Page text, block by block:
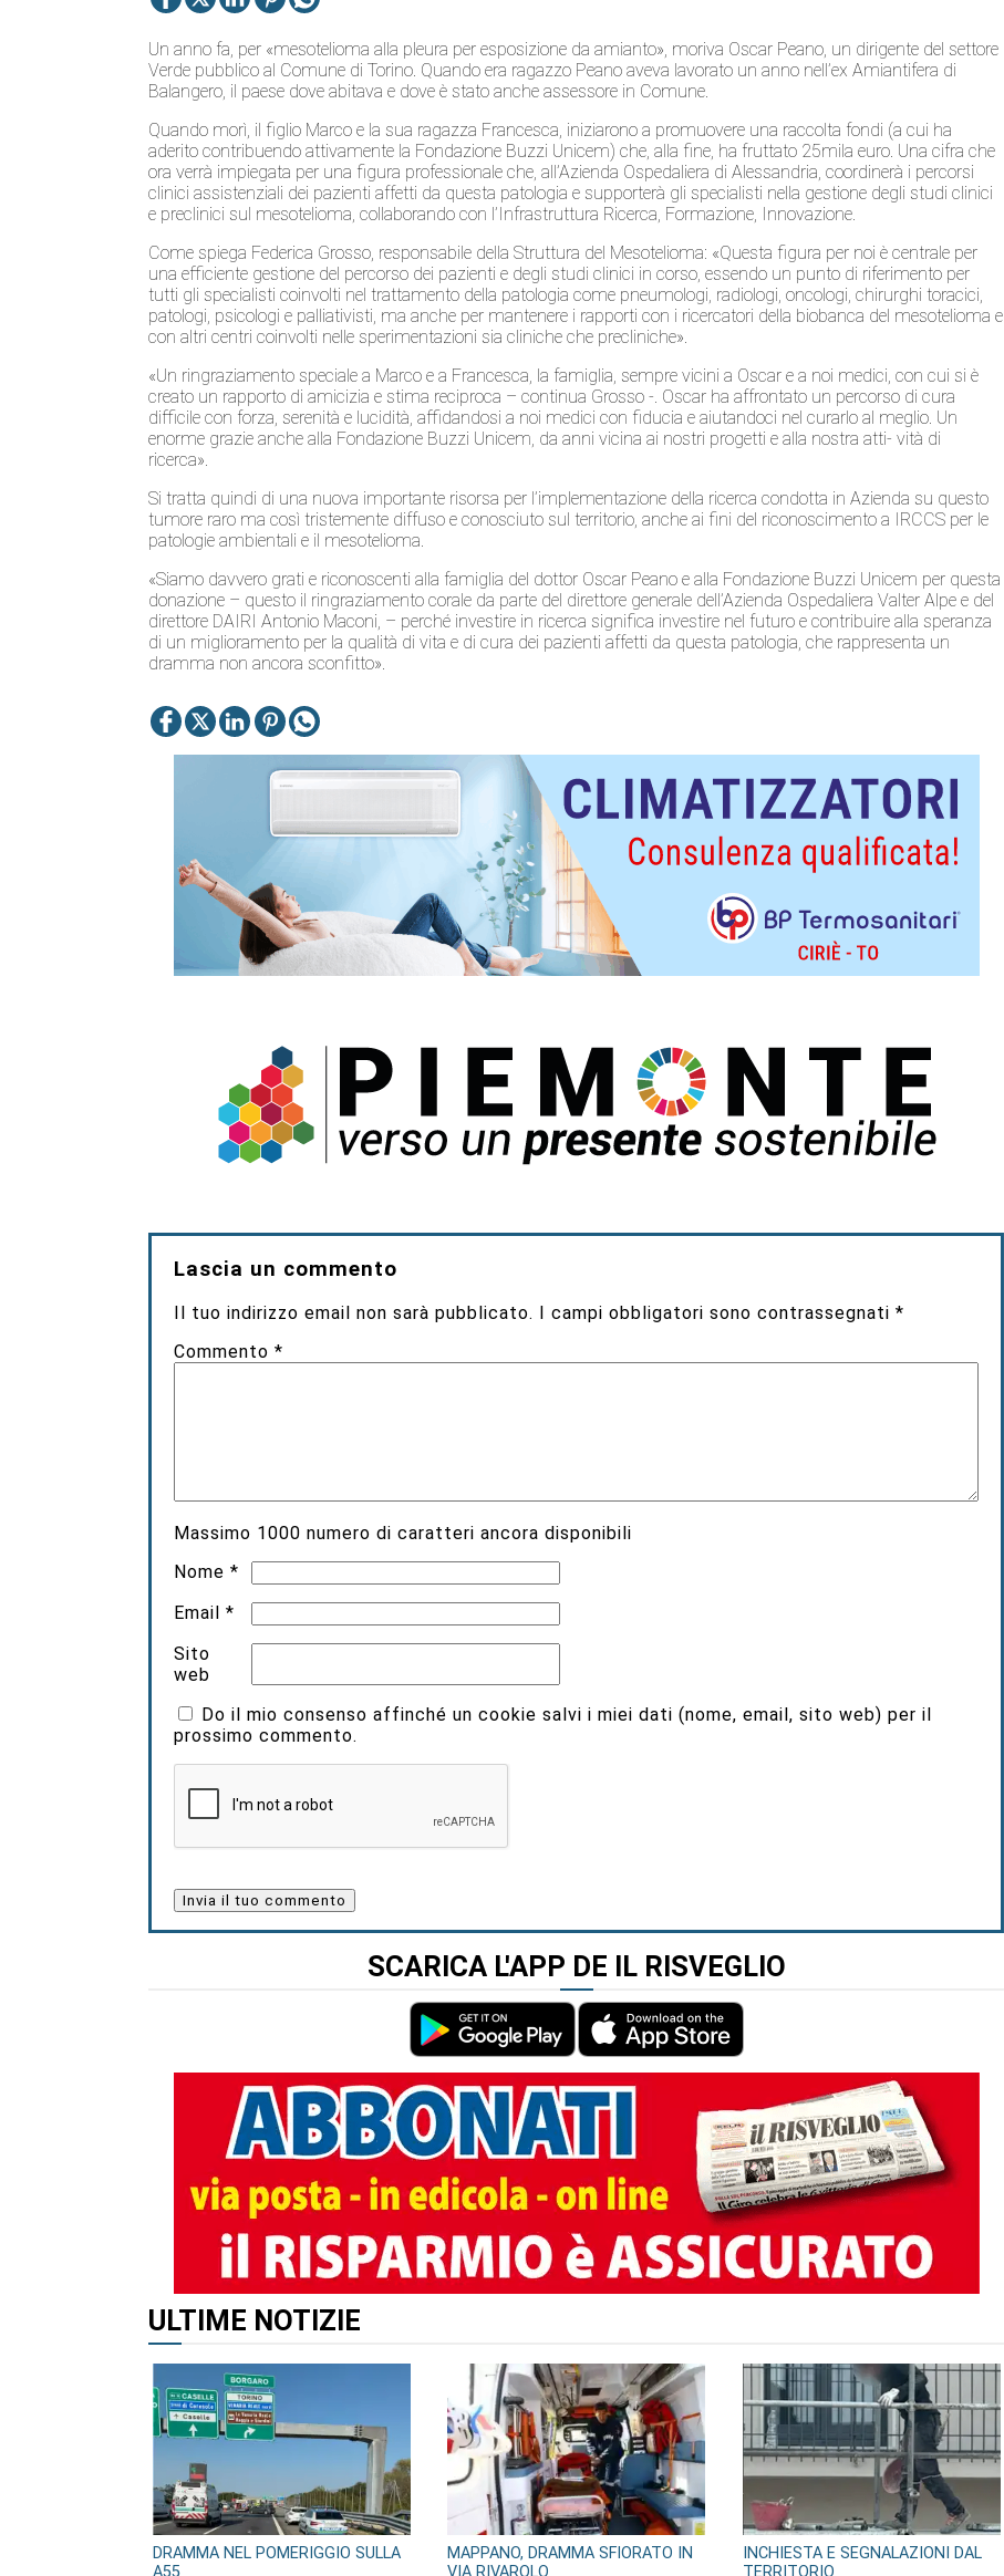
Un anno fa, per «mesotelioma alla pleura per esposizione da amianto», moriva Oscar Peano, un dirigente del settore
Verde pubblico al Comune di Torino. Quando era ragazzo Peano aveva lavorato un anno nell’ex Amiantifera di
Balangero, il paese dove abitava e dove è stato anche assessore in Comune.
Quando morì, il figlio Marco e la sua ragazza Francesca, iniziarono a promuovere una raccolta fondi (a cui ha
aderito contribuendo attivamente la Fondazione Buzzi Unicem) che, alla fine, ha fruttato 25mila euro. Una cifra che
ora verrà impiegata per una figura professionale che, all’Azienda Ospedaliera di Alessandria, coordinerà i percorsi
clinici assistenziali dei pazienti affetti da questa patologia e supporterà gli specialisti nella gestione degli studi clinici
e preclinici sul mesotelioma, collaborando con l’Infrastruttura Ricerca, Formazione, Innovazione.
Come spiega Federica Grosso, responsabile della Struttura del Mesotelioma: «Questa figura per noi è centrale per
una efficiente gestione del percorso dei pazienti e degli studi clinici in corso, essendo un punto di riferimento per
tutti gli specialisti coinvolti nel trattamento della patologia come pneumologi, radiologi, oncologi, chirurghi toracici,
patologi, psicologi e palliativisti, ma anche per mantenere i rapporti con i ricercatori della biobanca del mesotelioma e
con altri centri coinvolti nelle sperimentazioni sia cliniche che precliniche».
«Un ringraziamento speciale a Marco e a Francesca, la famiglia, sempre vicini a Oscar e a noi medici, con cui si è
creato un rapporto di amicizia e stima reciproca – continua Grosso -. Oscar ha affrontato un percorso di cura
difficile con forza, serenità e lucidità, affidandosi a noi medici con fiducia e aiutandoci nel curarlo al meglio. Un
enorme grazie anche alla Fondazione Buzzi Unicem, da anni vicina ai nostri progetti e alla nostra atti- vità di
ricerca».
Si tratta quindi di una nuova importante risorsa per l’implementazione della ricerca condotta in Azienda su questo
tumore raro ma così tristemente diffuso e conosciuto sul territorio, anche ai fini del riconoscimento a IRCCS per le
patologie ambientali e il mesotelioma.
«Siamo davvero grati e riconoscenti alla famiglia del dottor Oscar Peano e alla Fondazione Buzzi Unicem per questa
donazione – questo il ringraziamento corale da parte del direttore generale dell’Azienda Ospedaliera Valter Alpe e del
direttore DAIRI Antonio Maconi, – perché investire in ricerca significa investire nel futuro e contribuire alla speranza
di un miglioramento per la qualità di vita e di cura dei pazienti affetti da questa patologia, che rappresenta un
dramma non ancora sconfitto».
Lascia un commento
Il tuo indirizzo email non sarà pubblicato. I campi obbligatori sono contrassegnati*
Commento*
Massimo 1000 numero di caratteri ancora disponibili
Nome*
Email*
Sito
web
Do il mio consenso affinché un cookie salvi i miei dati (nome, email, sito web) per il
prossimo commento.
SCARICA L'APP DE IL RISVEGLIO
ALTRI ARTICOLI DI QUESTO AUTORE